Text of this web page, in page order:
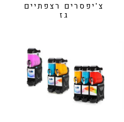
צ'יפסרים רצפתיים
גז